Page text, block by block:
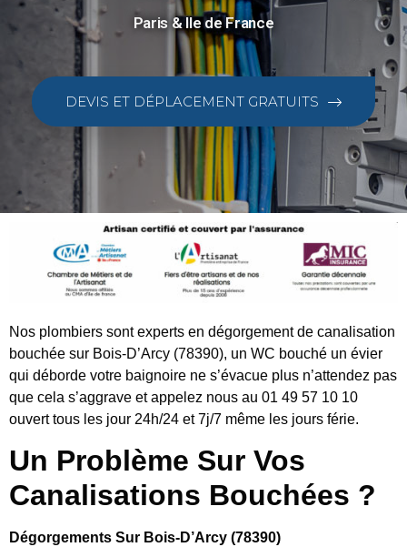
Paris & Ile de France
DEVIS ET DÉPLACEMENT GRATUITS
Nos plombiers sont experts en dégorgement de canalisation
bouchée sur Bois-D’Arcy (78390), un WC bouché un évier
qui déborde votre baignoire ne s’évacue plus n’attendez pas
que cela s’aggrave et appelez nous au 01 49 57 10 10
ouvert tous les jour 24h/24 et 7j/7 même les jours férie.
Un Problème Sur Vos
Canalisations Bouchées ?
Dégorgements Sur Bois-D’Arcy (78390)